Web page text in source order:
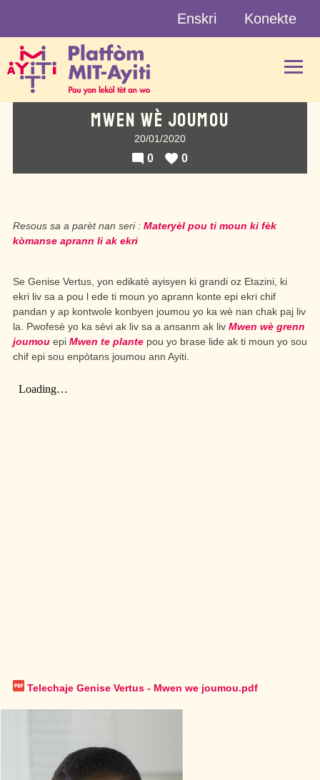
content
Enskri Konekte
MWEN WÈ JOUMOU
20/01/2020
0 0
Resous sa a parèt nan seri : Materyèl pou ti moun ki fèk
kòmanse aprann li ak ekri
Se Genise Vertus, yon edikatè ayisyen ki grandi oz Etazini, ki
ekri liv sa a pou l ede ti moun yo aprann konte epi ekri chif
pandan y ap kontwole konbyen joumou yo ka wè nan chak paj liv
la. Pwofesè yo ka sèvi ak liv sa a ansanm ak liv Mwen wè grenn
joumou epi Mwen te plante pou yo brase lide ak ti moun yo sou
chif epi sou enpòtans joumou ann Ayiti.
Telechaje Genise Vertus - Mwen we joumou.pdf